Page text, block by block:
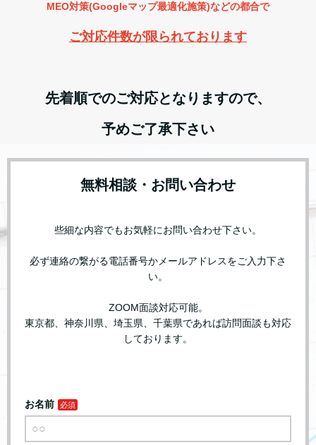
MEO対策(Googleマップ最適化施策)などの都合で
ご対応件数が限られております
先着順でのご対応となりますので、
予めご了承下さい
無料相談・お問い合わせ
些細な内容でもお気軽にお問い合わせ下さい。
必ず連絡の繋がる電話番号かメールアドレスをご入力下さ
い。
ZOOM面談対応可能。
東京都、神奈川県、埼玉県、千葉県であれば訪問面談も対応
しております。
お名前